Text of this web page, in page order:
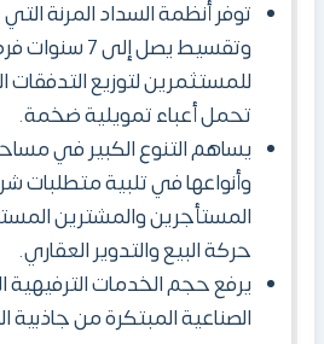
وتقسيط يصل إلى
للمستثمرين لتوزيع التدفقات
تحمل أعباء تمويلية ضخمة.
يساهم التنوع الكبير في
وأنواعها في تلبية متطلبات
المستأجرين والمشترين
حركة البيع والتدوير العقاري.
يرفع حجم الخدمات الترفيهية
الصناعية المبتكرة من